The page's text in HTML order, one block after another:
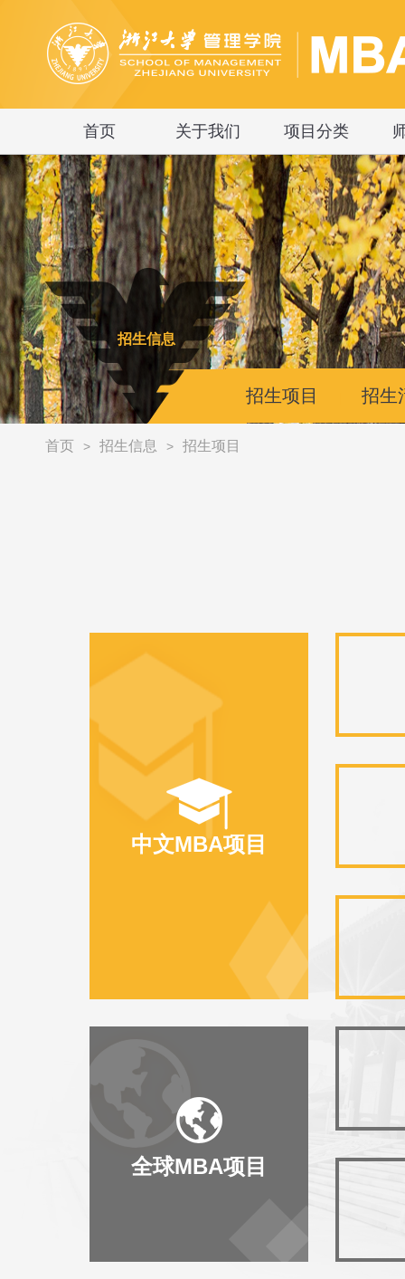
首页 关于我们 项目分类
招生信息
招生项目 招生
首页 > 招生信息 > 招生项目
中文MBA项目
全球MBA项目